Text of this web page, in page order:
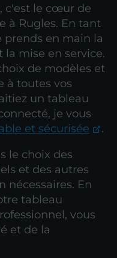
c'est le cœur de
à Rugles. En tant
prends en main la
mise en service.
de modèles et
à toutes vos
un tableau
je vous
et sécurisée
.
le choix des
et des autres
nécessaires. En
tableau
vous
et de la